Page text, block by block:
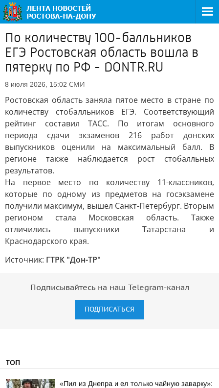
По количеству 100-балльников
ЕГЭ Ростовская область вошла в
пятерку по РФ - DONTR.RU
8 июля 2026, 15:02 СМИ
Ростовская область заняла пятое место в стране по
количеству стобалльников ЕГЭ. Соответствующий
рейтинг составил ТАСС. По итогам основного
периода сдачи экзаменов 216 работ донских
выпускников оценили на максимальный балл. В
регионе также наблюдается рост стобалльных
результатов.
На первое место по количеству 11-классников,
которые по одному из предметов на госэкзамене
получили максимум, вышел Санкт-Петербург. Вторым
регионом стала Московская область. Также
отличились выпускники Татарстана и
Краснодарского края.
Источник: ГТРК "Дон-ТР"
Подписывайтесь на наш Telegram-канал
ПОДПИСАТЬСЯ
ТОП
«Пил из Днепра и ел только чайную заварку»: